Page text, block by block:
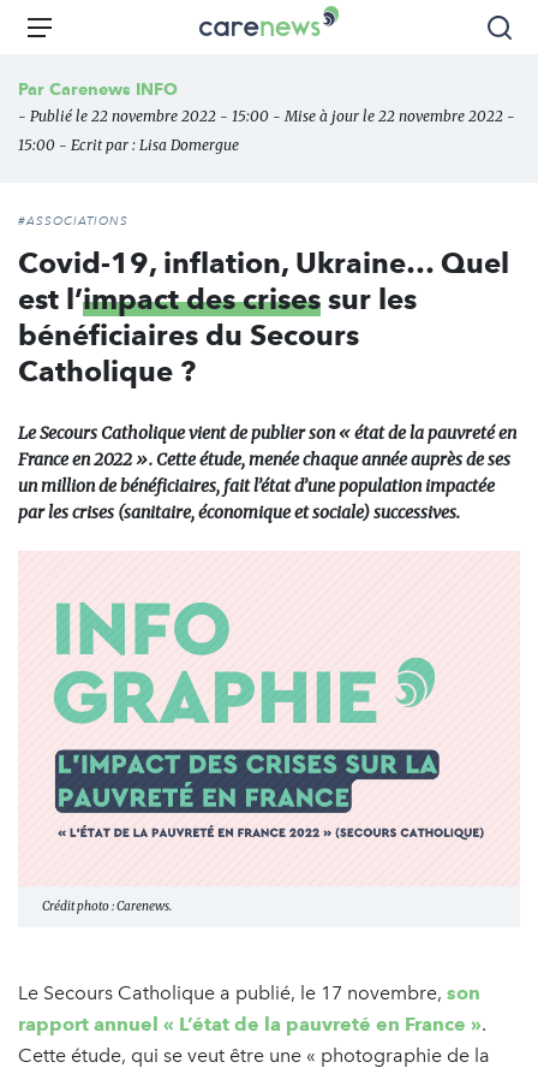
Aller
principal
Carenews,
des
Menu
Par Carenews INFO
- Publié le 22 novembre 2022 - 15:00 - Mise à jour le 22 novembre 2022 -
15:00 - Ecrit par : Lisa Domergue
#ASSOCIATIONS
Covid-19, inflation, Ukraine… Quel
est l’impact des crises sur les
bénéficiaires du Secours
Catholique ?
Le Secours Catholique vient de publier son « état de la pauvreté en
France en 2022 ». Cette étude, menée chaque année auprès de ses
un million de bénéficiaires, fait l’état d’une population impactée
par les crises (sanitaire, économique et sociale) successives.
Crédit photo : Carenews.
Le Secours Catholique a publié, le 17 novembre, son
rapport annuel « L’état de la pauvreté en France ».
Cette étude, qui se veut être une « photographie de la